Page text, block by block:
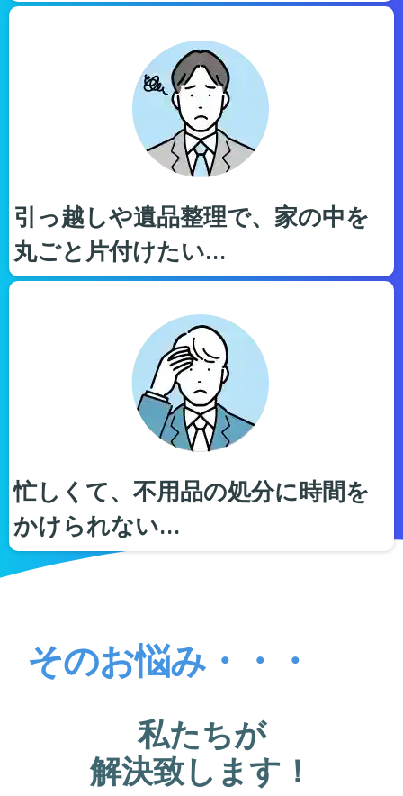
引っ越しや遺品整理で、家の中を
丸ごと片付けたい…
忙しくて、不用品の処分に時間を
かけられない…
そのお悩み・・・
私たちが
解決致します！